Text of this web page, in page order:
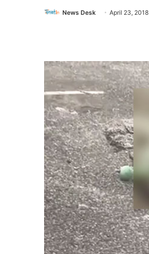
News Desk April 23, 2018